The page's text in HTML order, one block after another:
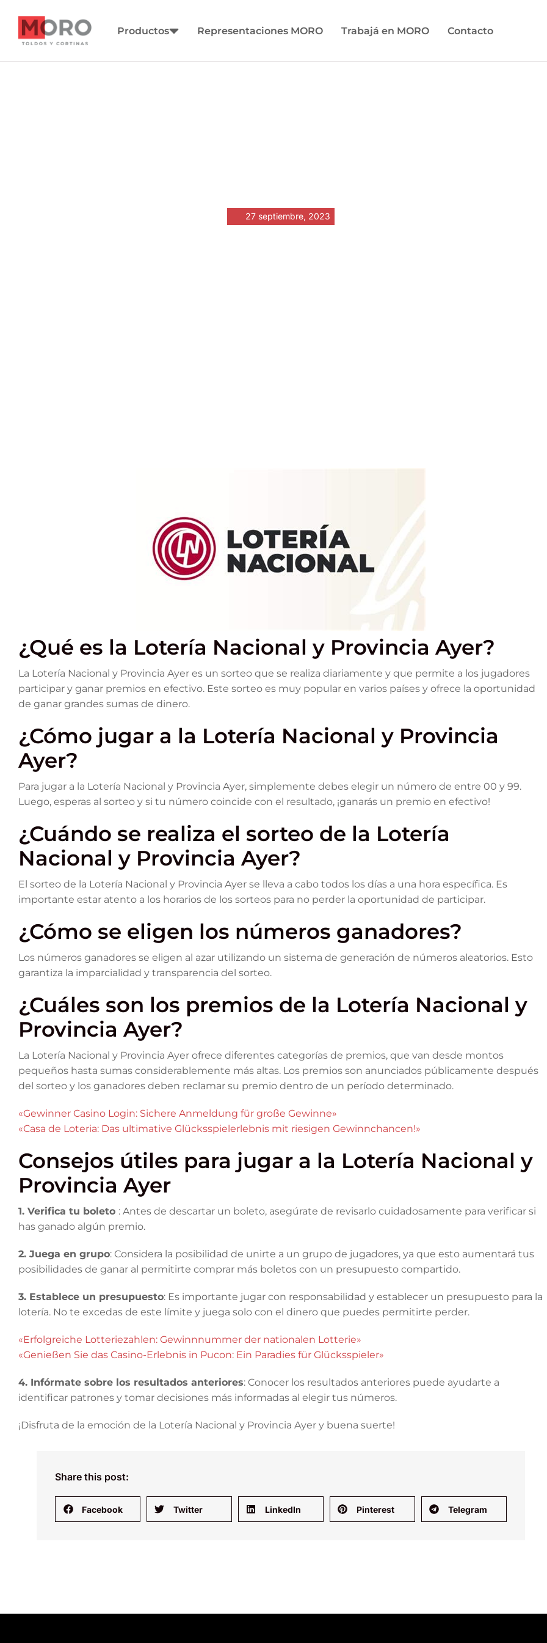
Productos Representaciones MORO Trabajá en MORO Contacto
27 septiembre, 2023
¿Qué es la Lotería Nacional y Provincia Ayer?
La Lotería Nacional y Provincia Ayer es un sorteo que se realiza diariamente y que permite a los jugadores
participar y ganar premios en efectivo. Este sorteo es muy popular en varios países y ofrece la oportunidad
de ganar grandes sumas de dinero.
¿Cómo jugar a la Lotería Nacional y Provincia
Ayer?
Para jugar a la Lotería Nacional y Provincia Ayer, simplemente debes elegir un número de entre 00 y 99.
Luego, esperas al sorteo y si tu número coincide con el resultado, ¡ganarás un premio en efectivo!
¿Cuándo se realiza el sorteo de la Lotería
Nacional y Provincia Ayer?
El sorteo de la Lotería Nacional y Provincia Ayer se lleva a cabo todos los días a una hora específica. Es
importante estar atento a los horarios de los sorteos para no perder la oportunidad de participar.
¿Cómo se eligen los números ganadores?
Los números ganadores se eligen al azar utilizando un sistema de generación de números aleatorios. Esto
garantiza la imparcialidad y transparencia del sorteo.
¿Cuáles son los premios de la Lotería Nacional y
Provincia Ayer?
La Lotería Nacional y Provincia Ayer ofrece diferentes categorías de premios, que van desde montos
pequeños hasta sumas considerablemente más altas. Los premios son anunciados públicamente después
del sorteo y los ganadores deben reclamar su premio dentro de un período determinado.
«Gewinner Casino Login: Sichere Anmeldung für große Gewinne»
«Casa de Loteria: Das ultimative Glücksspielerlebnis mit riesigen Gewinnchancen!»
Consejos útiles para jugar a la Lotería Nacional y
Provincia Ayer
1. Verifica tu boleto : Antes de descartar un boleto, asegúrate de revisarlo cuidadosamente para verificar si
has ganado algún premio.
2. Juega en grupo: Considera la posibilidad de unirte a un grupo de jugadores, ya que esto aumentará tus
posibilidades de ganar al permitirte comprar más boletos con un presupuesto compartido.
3. Establece un presupuesto: Es importante jugar con responsabilidad y establecer un presupuesto para la
lotería. No te excedas de este límite y juega solo con el dinero que puedes permitirte perder.
«Erfolgreiche Lotteriezahlen: Gewinnnummer der nationalen Lotterie»
«Genießen Sie das Casino-Erlebnis in Pucon: Ein Paradies für Glücksspieler»
4. Infórmate sobre los resultados anteriores: Conocer los resultados anteriores puede ayudarte a
identificar patrones y tomar decisiones más informadas al elegir tus números.
¡Disfruta de la emoción de la Lotería Nacional y Provincia Ayer y buena suerte!
Share this post:
Facebook Twitter LinkedIn Pinterest Telegram